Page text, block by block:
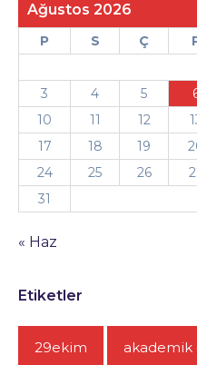
Ağustos 2026
P S Ç
3
4 5
10
11 12
17
18 19
24
25 26
31
« Haz
Etiketler
29ekim akademik